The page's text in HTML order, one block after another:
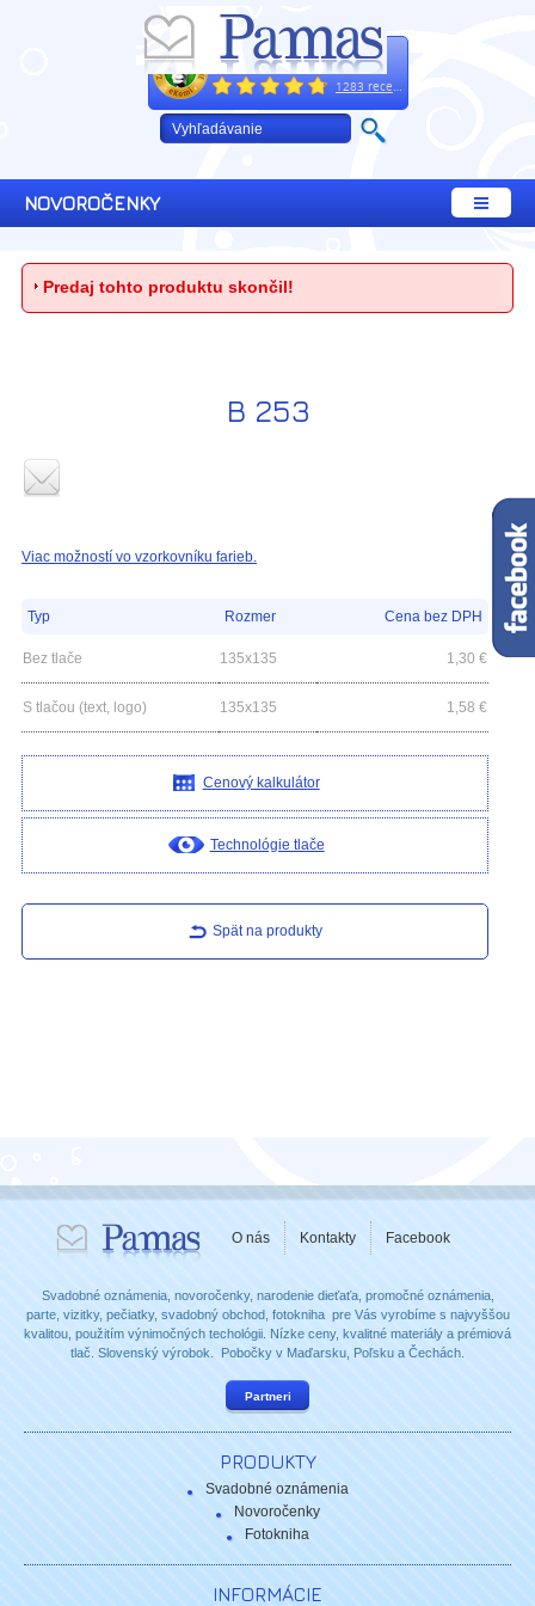
+421 32 64 02 660
Excelentne
1283 recenzií
NOVOROČENKY
Predaj tohto produktu skončil!
B 253
Viac možností vo vzorkovníku farieb.
Typ Rozmer Cena bez DPH
Bez tlače 135x135 1,30 €
S tlačou (text, logo) 135x135 1,58 €
Cenový kalkulátor
Technológie tlače
Spät na produkty
Copyright © 2008 - 2026 Pamas. Všetky práva vyhradené.
O nás Kontakty Facebook
Svadobné oznámenia, novoročenky, narodenie dieťaťa, promočné oznámenia,
parte, vizitky, pečiatky, svadobný obchod, fotokniha pre Vás vyrobíme s najvyššou
kvalitou, použitím výnimočných techológii. Nízke ceny, kvalitné materiály a prémiová
tlač. Slovenský výrobok. Pobočky v Maďarsku, Poľsku a Čechách.
Partneri
PRODUKTY
Svadobné oznámenia
Novoročenky
Fotokniha
INFORMÁCIE